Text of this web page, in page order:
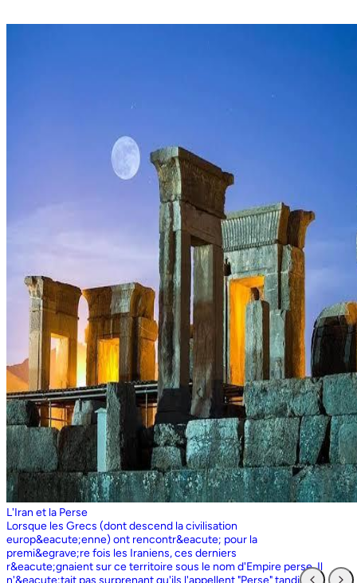
L'Iran et la Perse
Lorsque les Grecs (dont descend la civilisation europ&eacute;enne) ont rencontr&eacute; pour la premi&egrave;re fois les Iraniens, ces derniers r&eacute;gnaient sur ce territoire sous le nom d'Empire perse. Il n'&eacute;tait pas surprenant qu'ils l'appellent "Perse" tandis que les Perses, qui sont entr&eacute;s en contact pour la premi&egrave;re fois avec les Grecs ioniens, appelaient l'ensemble du territoire grec "Ionie". Aujourd'hui encore, les Iraniens utilisent le nom d'Ionie pour d&eacute;signer la Gr&egrave;ce (Yunan). La Perse ne faisait partie de l'Iran que dans la mesure o&ugrave; les Perses constituaient une partie du peuple iranien. Pourtant, elle avait parfois un sens encore plus large que l'Iran, car ce que l'on appelait historiquement la Perse ou l'empire perse comprenait non seulement un territoire beaucoup plus vaste que l'Iran actuel, mais aussi des pays et des peuples non iraniens comme l'&Eacute;gypte. "Perse" est rest&eacute; le terme europ&eacute;en pour l'Iran jusqu'en 1935, date &agrave; laquelle le gouvernement iranien a insist&eacute; pour que tous les pays appellent officiellement le pays par ce dernier nom. Mais le terme "Perse" a surv&eacute;cu et, encore aujourd'hui, pour de nombreux Occidentaux, la "Perse" a une connotation historique et culturelle beaucoup plus large que celle v&eacute;hicul&eacute;e par le terme "Iran", qu'ils confondaient parfois avec l'Irak. Beaucoup ne savent plus que l'Iran et la Perse sont la m&ecirc;me chose, pensant que l'Iran est aussi un pays arabe ! L'Iran actuel fait partie du plateau iranien, beaucoup plus vaste, dont l'ensemble a parfois fait partie de l'empire perse. Le pays est vaste, plus grand que le Royaume-Uni, la France, l'Espagne et l'Allemagne r&eacute;unis. Il est accident&eacute; et aride et, &agrave; l'exception de deux r&eacute;gions de plaine, il est constitu&eacute; de montagnes et de d&eacute;serts. Il y a deux grandes rang&eacute;es de montagnes, l'Alborz au nord, qui s'&eacute;tend du Caucase au nord-ouest jusqu'au Khorasan &agrave; l'est, et le Zagros, qui s'&eacute;tend de l'ouest au sud-est. Les grands d&eacute;serts, Dasht-e-Kavir et Dasht-e-Lut, tous deux situ&eacute;s &agrave; l'est, sont pratiquement inhabitables. Les deux r&eacute;gions de plaine sont le littoral de la mer Caspienne, qui se trouve au-dessous du niveau de la mer, a un climat subtropical et est couvert de for&ecirc;ts tropicales, et la plaine du Khuzestan au sud-ouest, qui est une continuation des terres fertiles de la M&eacute;sopotamie et est arros&eacute;e par le seul grand fleuve d'Iran, le Karun. Ainsi, la terre est abondante mais l'eau est rare, contrairement &agrave; un pays comme la Hollande o&ugrave; la terre est rare mais l'eau abondante. La raret&eacute; de l'eau a jou&eacute; un r&ocirc;le majeur non seulement en influen&ccedil;ant la nature et les syst&egrave;mes de l'agriculture iranienne, mais aussi un certain nombre de facteurs sociologiques cl&eacute;s, y compris la cause et la nature des &Eacute;tats iraniens. L'&eacute;tendue des montagnes et du d&eacute;sert a naturellement divis&eacute; la population iranienne en groupes relativement isol&eacute;s. Mais l'aridit&eacute; a jou&eacute; un r&ocirc;le encore plus important &agrave; cet &eacute;gard, et ce au niveau des plus petites unit&eacute;s sociales. Dans la majeure partie du pays, l'agriculture et l'&eacute;levage du b&eacute;tail n'&eacute;taient possibles que l&agrave; o&ugrave; l'eau de pluie naturelle, un petit ruisseau, un canal d'eau souterrain, appel&eacute; Qanat, ou une combinaison de ces &eacute;l&eacute;ments fournissait l'approvisionnement minimal n&eacute;cessaire en eau. Le Qanat ou Kariz est un d&eacute;veloppement ing&eacute;nieux des temps anciens, qui remonte &agrave; bien avant la fondation de l'empire perse. &Agrave; partir d'une nappe phr&eacute;atique existante dans les hautes terres, un tunnel est creus&eacute; sous le sol, en pente descendante vers les basses terres (pr&egrave;s des fermes environnantes) o&ugrave; il remonte &agrave; la surface. L'eau qui s'&eacute;coule de la source par gravit&eacute; est ensuite distribu&eacute;e par d'&eacute;troits canaux l&agrave; o&ugrave; elle est n&eacute;cessaire pour l'irrigation et d'autres usages. Le peuple iranien &Agrave; l'origine, les Iraniens &eacute;taient plus une ethnie qu'une nation et les perses se comptaient comme un groupe parmi un bon nombre des Iraniens. A part le pays qui s'appelle aujourd'hui l'Iran, l'Afghanistan et le Tadjikistan appartiennent &eacute;galement &agrave; un territoire iranien plus large dans leurs concepts historiques et culturels. En plus la domaine culturelle iranienne d&eacute;passe encore plus loin que la fronti&egrave;re de l&rsquo;ensemble de ces trois pays et s'&eacute;tendant jusqu&rsquo;au cot&eacute; nordique de l'Inde, l'Ouzb&eacute;kistan, le Turkm&eacute;nistan, le Caucase et l'Anatolie : Aujourd&rsquo;hui , c&rsquo;est ce que l&rsquo;on appelle &lsquo;&rsquo; Monde Persan&rsquo;&rsquo; La langue persane est une des langues iraniennes, alors qu&rsquo;il en existe d'autres vari&eacute;t&eacute;s dont le kurde et le pashto. En Iran, certaines langues locales sont encore parl&eacute;es en tant que des langues vivantes tandis que d&rsquo;autre langues r&eacute;gionales que l&rsquo;iranienne sont &eacute;galement parl&eacute;s en Iran tels que le turc et l&rsquo;arabe. En plus, d'autres formats de la langue persane sont parl&eacute;es en Afghanistan et au Tadjikistan, si bien que les r&eacute;sidents dans ces trois pays arrivent &agrave; se comprendre lors de la conversation et de la communication litt&eacute;raire. Egalement d'autres dialectes persans sont parl&eacute;s en Iran. A vraie dire , n&rsquo;importe quel argument &agrave; propos de l&rsquo;histoire de l&rsquo;Iran, de son &eacute;conomie et de sa politique ne serait pas raisonnable sauf qu&rsquo;on puisse tenir en compte les nomades qui ont &eacute;tabli leurs royaume &agrave; partir de l&rsquo;&eacute;poque des Perses au Qajars qui r&eacute;gnaient jusuq&rsquo;aux20&egrave;me si&egrave;cle. Suit &agrave; la recherches des p&acirc;turages encore plus verts et des sols fertils, diff&eacute;rents &eacute;thnies comme le turques, sont partis vers les r&eacute;gions au nord, nord-est et l&rsquo;est de la Perse . Apr&egrave;s avoir s&rsquo;h&eacute;berger , ils fallait qu&rsquo;ils se pr&eacute;par&egrave;rent pour faire face aux &eacute;nemies etrang&egrave;res . La s&egrave;cheresse, l&rsquo;aridit&eacute; et la densit&eacute; de la population dan leurs propres r&eacute;gions fut la cause de l&rsquo;immigration vers la Perse. D&rsquo;autre part la manqu&eacute; de la pluie et l&rsquo;aridit&eacute; en Iran causait la miragartion des gens vers des r&eacute;gions plus verts : ils se d&eacute;pla&ccedil;aient tous les ann&eacute;es, pour aller vers les r&eacute;gions o&ugrave; il faisait agr&eacute;able pendant l&rsquo;hiver et des r&eacute;gions o&ugrave; le climat faisait moins chaud au cours de l&rsquo;&eacute;t&eacute;. En comparaison avec les les s&eacute;dentaires, les nomades ont des puissances militaires et ils sont plus dynamiques, et plus nombreux que les villageoises qu'ils attaquaient. Ces particularit&eacute;s permettent &agrave; une tribu ou &agrave; un ensemble de tribus de faire diriger les autres vers la formation d&rsquo;un &eacute;tat central : Ensuite il faisait les n&eacute;cessaires pour collecter directement ou via un moyen indirect, la totalit&eacute; des produits agricoles exc&eacute;dentaires pour fournir les affaires financi&egrave;res. Ainsi il devient un &eacute;tat central et capable &agrave; taille de contr&ocirc;ler, d'administrer et de d&eacute;fendre ses vastes territoires. La plupart des souverains iraniens se d&eacute;pla&ccedil;aient la plupart du temps et cette caract&eacute;ristique est racin&eacute; dans leurs origines et leurs esprits. Par exemple les Ach&eacute;m&eacute;nides dirigeaient leurs trois capitales et se d&eacute;pla&ccedil;aient entre : Suse, Pers&eacute;polis et Ecbatane et parfois quatre si on fait inclure la Babylon. D&egrave;s le d&eacute;but ; tous les gouvernements iraniens jusqu&rsquo;au 20&egrave;me si&egrave;cle, on &eacute;t&eacute; fond&eacute;s par des tribus nomades et apr&egrave;s avoir &ecirc;tre uni au sein du gouvernement , il fallait se pr&eacute;parer pour faire face aux d&eacute;fis comme l&rsquo;invasion des nomades dans le pays et ceux qui pourraient attaquer depuis des terres au-del&agrave; des fronti&egrave;res. D'une mani&egrave;re historique, l'Iran a &eacute;t&eacute; le carrefour entre l'Asie et l'Europe, l'Est et l'Ouest. Les personnes, les biens ainsi que les croyances, les normes et produits culturels y sont pass&eacute;s, g&eacute;n&eacute;ralement d'est en ouest, mais pas toujours. L'influence orientale &eacute;tait telle que beaucoup des anciens mythes et l&eacute;gendes iraniens provenaient des terres orientales de l'Iran, bien que l'islam et les Arabes soient venus de la direction oppos&eacute;e. Cette situation g&eacute;ographique particuli&egrave;re a donn&eacute; lieu &agrave; ce que l'on peut appeler &laquo; l'effet carrefour &raquo;, &agrave; la fois d&eacute;stabilisant et enrichissant le pays ; rendant ses habitants hospitaliers et amicaux envers les &eacute;trangers et aussi tr&egrave;s conscients de leur particularit&eacute;. L'une des cons&eacute;quences de l'effet de carrefour est le fait que l'Iran est maintenant peupl&eacute; d&rsquo;une vari&eacute;t&eacute; de communaut&eacute;s ethniques et linguistiques incluant ceux dont la langue maternelle est le persan, ainsi que les Kurdes, les Turcs, les Arabes, les Baloutches, etc. On rencontre les Turcophones dans la r&eacute;gion Nord-ouest de l'Azerba&iuml;djan, aujourd'hui divis&eacute;e en plusieurs provinces, &agrave; la fronti&egrave;re de la Turquie et du Caucase. D'autres peuples turcophones, comme les Turkm&egrave;nes du Centre-nord-est et les tribus turcophones comm